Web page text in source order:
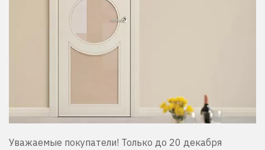
Уважаемые покупатели! Только до 20 декабря